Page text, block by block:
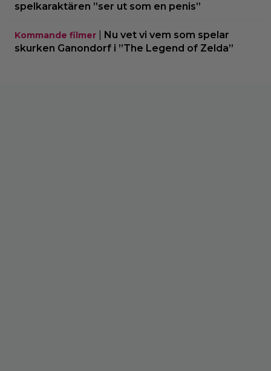
spelkaraktären ”ser ut som en penis”
Kommande filmer
Nu vet vi vem som spelar
skurken Ganondorf i ”The Legend of Zelda”